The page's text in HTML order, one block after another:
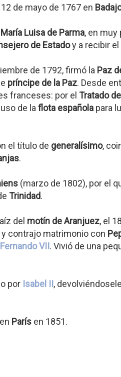
de mayo de 1767 en
María Luisa de Parma, en
de Estadoy a recibir el
de 1792, firmó la Paz
príncipe de la Paz. Desde
franceses: por el Tratado
de la flota española para
el título de generalísimo,
.
(marzo de 1802), por el
Trinidad.
del motín de Aranjuez, el
contrajo matrimonio con
Fernando VII. Vivió de una
por Isabel II,
París en 1851.